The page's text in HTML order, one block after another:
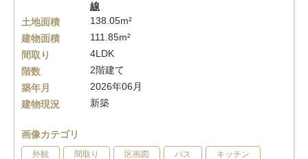
線
土地面積
138.05m²
建物面積
111.85m²
間取り
4LDK
階数
2階建て
築年月
2026年06月
建物現況
新築
画像カテゴリ
外観 間取り 区画図 バス キッチン